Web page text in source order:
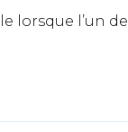
lorsque l’un de